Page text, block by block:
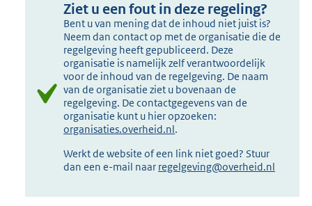
Ziet u een fout in deze regeling?
Bent u van mening dat de inhoud niet juist is?
Neem dan contact op met de organisatie die de
regelgeving heeft gepubliceerd. Deze
organisatie is namelijk zelf verantwoordelijk
voor de inhoud van de regelgeving. De naam
van de organisatie ziet u bovenaan de
regelgeving. De contactgegevens van de
organisatie kunt u hier opzoeken:
organisaties.overheid.nl.
Werkt de website of een link niet goed? Stuur
dan een e-mail naar regelgeving@overheid.nl